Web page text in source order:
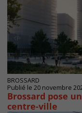
BROSSARD
Publié le 20 novembre
Brossard pose
centre-ville